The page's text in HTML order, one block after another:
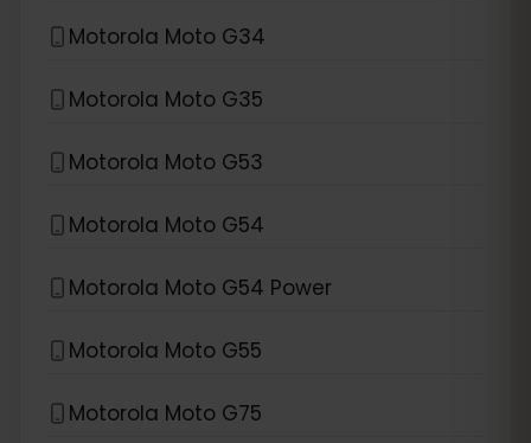
Motorola Moto G34
Motorola Moto G35
Motorola Moto G53
Motorola Moto G54
Motorola Moto G54 Power
Motorola Moto G55
Motorola Moto G75